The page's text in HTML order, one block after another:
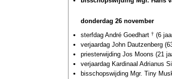
donderdag 26 november
sterfdag André Goedhart † (6
verjaardag John Dautzenberg
priesterwijding Jos Moons (21
verjaardag Kardinaal Adrianus
bisschopswijding Mgr. Tiny